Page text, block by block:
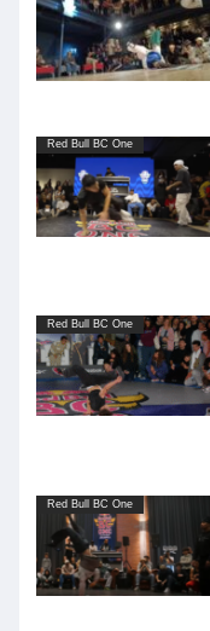
Red Bull BC One
Red Bull BC One
Red Bull BC One